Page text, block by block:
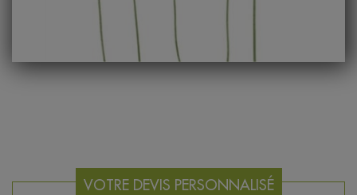
VOTRE DEVIS PERSONNALISÉ